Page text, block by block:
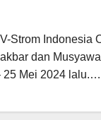
Strom Indonesia
dan
25 Mei 2024 lalu.…